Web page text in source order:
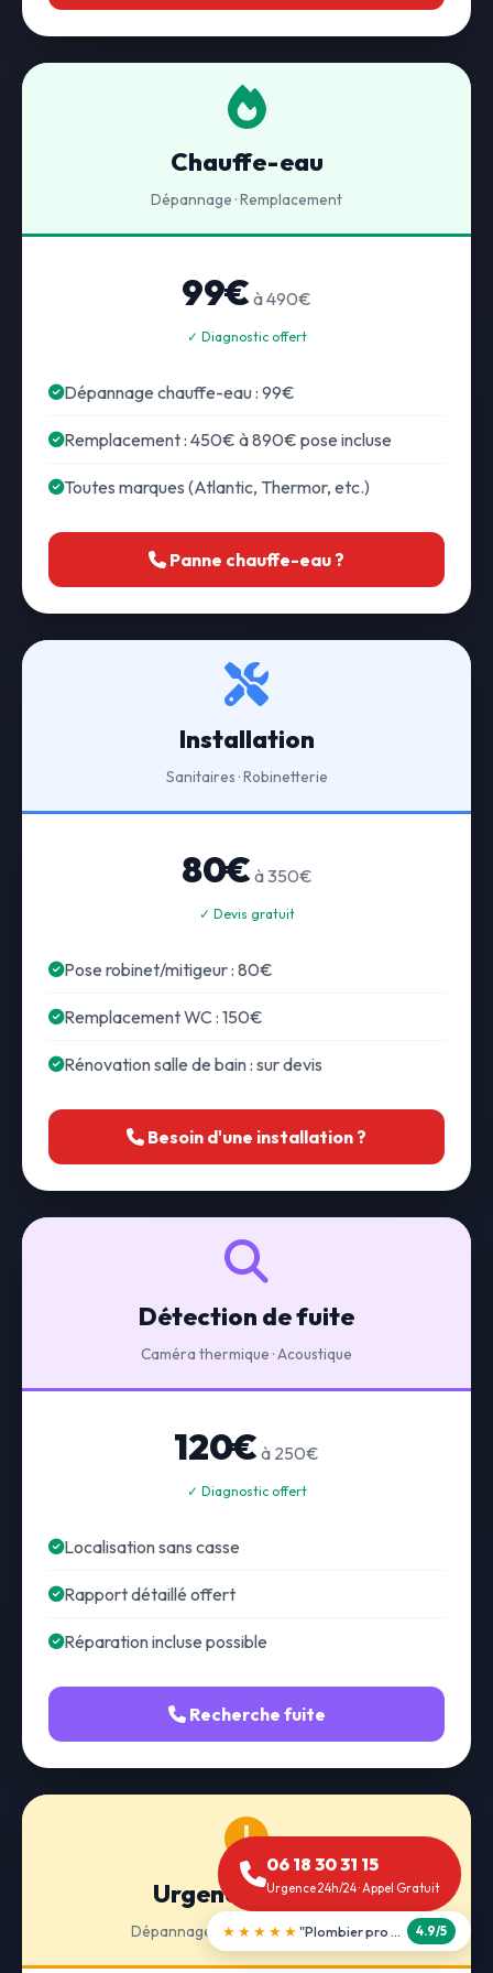
Chauffe-eau
Dépannage · Remplacement
99€ à 490€
✓ Diagnostic offert
Dépannage chauffe-eau : 99€
Remplacement : 450€ à 890€ pose incluse
Toutes marques (Atlantic, Thermor, etc.)
Panne chauffe-eau ?
Installation
Sanitaires · Robinetterie
80€ à 350€
✓ Devis gratuit
Pose robinet/mitigeur : 80€
Remplacement WC : 150€
Rénovation salle de bain : sur devis
Besoin d'une installation ?
Détection de fuite
Caméra thermique · Acoustique
120€ à 250€
✓ Diagnostic offert
Localisation sans casse
Rapport détaillé offert
Réparation incluse possible
Recherche fuite
Urgence 24h/24
Dépannage · Intervention express
06 18 30 31 15
Urgence 24h/24 · Appel Gratuit
★★★★★ "Débouchage WC en 30 min" 5.0/5